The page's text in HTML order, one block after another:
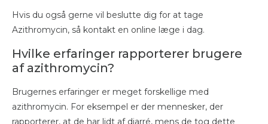
Hvis du også gerne vil beslutte dig for at tage
Azithromycin, så kontakt en online læge i dag.
Hvilke erfaringer rapporterer brugere
af azithromycin?
Brugernes erfaringer er meget forskellige med
azithromycin. For eksempel er der mennesker, der
rapporterer, at de har lidt af diarré, mens de tog dette